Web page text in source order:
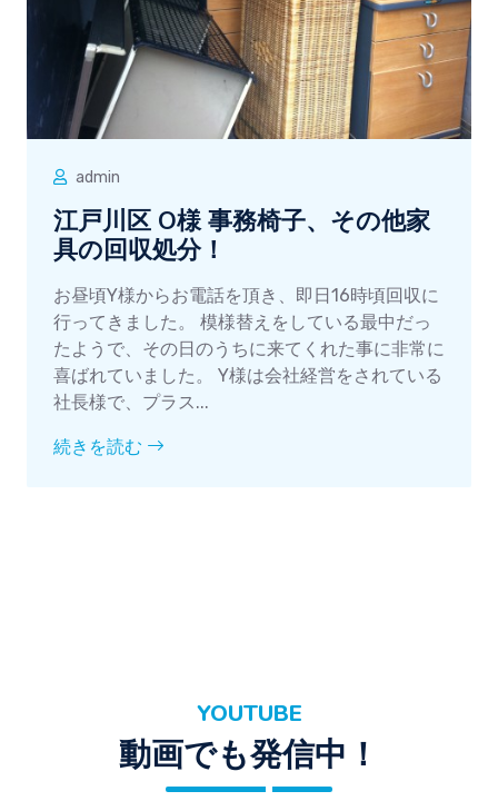
admin
江戸川区 O様 事務椅子、その他家
具の回収処分！
お昼頃Y様からお電話を頂き、即日16時頃回収に
行ってきました。 模様替えをしている最中だっ
たようで、その日のうちに来てくれた事に非常に
喜ばれていました。 Y様は会社経営をされている
社長様で、プラス...
続きを読む
YOUTUBE
動画でも発信中！